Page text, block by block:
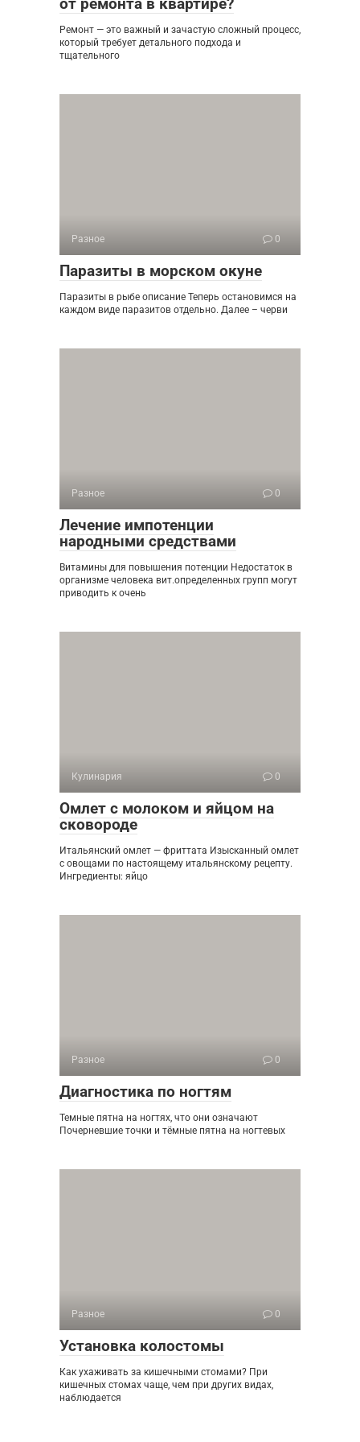
Ремонт — это важный и зачастую сложный процесс,
который требует детального подхода и
тщательного
Разное 0
Паразиты в морском окуне
Паразиты в рыбе описание Теперь остановимся на
каждом виде паразитов отдельно. Далее – черви
Разное 0
Лечение импотенции
народными средствами
Витамины для повышения потенции Недостаток в
организме человека вит.определенных групп могут
приводить к очень
Кулинария 0
Омлет с молоком и яйцом на
сковороде
Итальянский омлет — фриттата Изысканный омлет
с овощами по настоящему итальянскому рецепту.
Ингредиенты: яйцо
Разное 0
Диагностика по ногтям
Темные пятна на ногтях, что они означают
Почерневшие точки и тёмные пятна на ногтевых
Разное 0
Установка колостомы
Как ухаживать за кишечными стомами? При
кишечных стомах чаще, чем при других видах,
наблюдается